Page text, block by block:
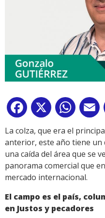
Facebook
X
La colza, que era el
anterior, este año tiene un
una caída del área que se
panorama comercial que
mercado internacional.
El campo es el país,
en Justos y pecadores